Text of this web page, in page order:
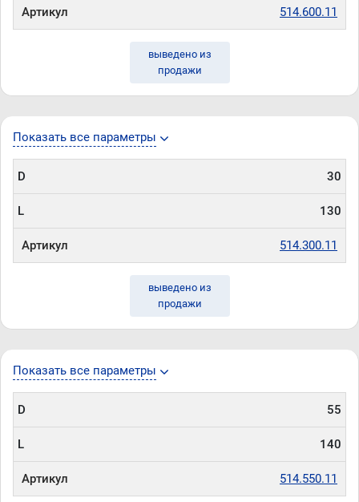
Артикул 514.600.11
выведено из
продажи
Показать все параметры
D 30
L 130
Артикул 514.300.11
выведено из
продажи
Показать все параметры
D 55
L 140
Артикул 514.550.11